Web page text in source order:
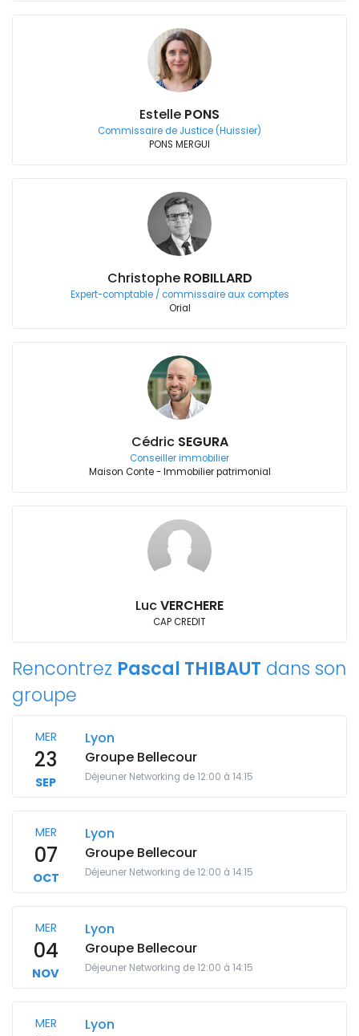
Estelle PONS
Commissaire de Justice (Huissier)
PONS MERGUI
Christophe ROBILLARD
Expert-comptable / commissaire aux comptes
Orial
Cédric SEGURA
Conseiller immobilier
Maison Conte - Immobilier patrimonial
LucVERCHERE
CAP CREDIT
Rencontrez Pascal THIBAUT dans son
groupe
MER
23
SEP
Lyon
Groupe Bellecour
Déjeuner Networking de 12:00 à 14:15
MER
07
OCT
Lyon
Groupe Bellecour
Déjeuner Networking de 12:00 à 14:15
MER
04
NOV
Lyon
Groupe Bellecour
Déjeuner Networking de 12:00 à 14:15
MER
Lyon